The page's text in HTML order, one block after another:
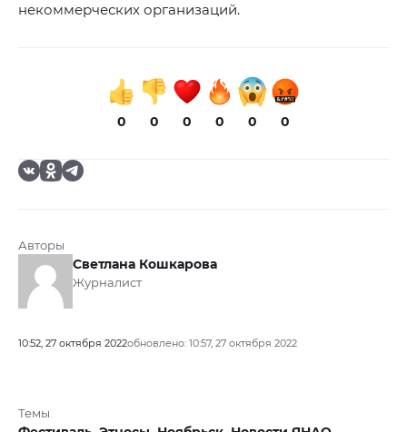
некоммерческих организаций.
0 0 0 0 0 0
Авторы
Светлана Кошкарова
Журналист
10:52, 27 октября 2022обновлено: 10:57, 27 октября 2022
Темы